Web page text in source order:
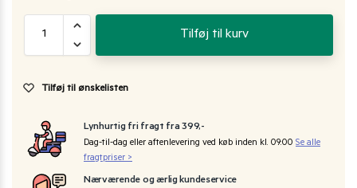
Tilføj til kurv
Tilføj til ønskelisten
Lynhurtig fri fragt fra 399,-
Dag-til-dag eller aftenlevering ved køb inden kl. 09:00 Se alle
fragtpriser >
Nærværende og ærlig kundeservice